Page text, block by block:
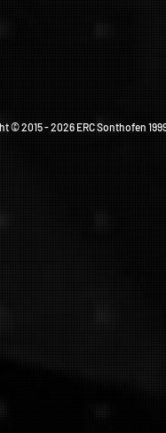
© 2015 - 2026 ERC Sonthofen